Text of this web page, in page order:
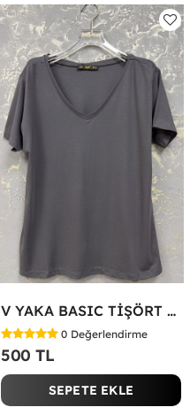
V YAKA BASIC TİŞÖRT Antrasit
0 Değerlendirme
500 TL
SEPETE EKLE